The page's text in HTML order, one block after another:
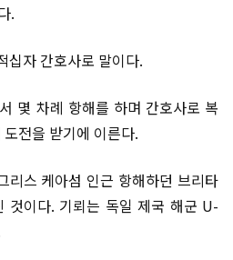
.
십자 간호사로 말이다.
몇 차례 항해를 하며 간호사로 복
전을 받기에 이른다.
스 케아섬 인근 항해하던 브리타
것이다. 기뢰는 독일 제국 해군 U-